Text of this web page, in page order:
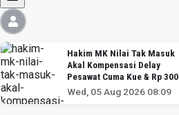
Hakim MK Nilai Tak Masuk
Akal Kompensasi Delay
Pesawat Cuma Kue & Rp 300
Ribu
Wed, 05 Aug 2026 08:09